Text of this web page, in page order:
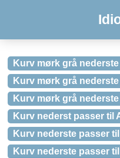
Kurv mørk grå
Kurv mørk grå
Kurv mørk grå
Kurv nederst passer til
Kurv nederste passer
Kurv nederste passer